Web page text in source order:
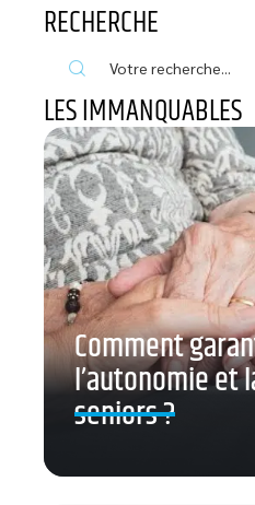
RECHERCHE
LES IMMANQUABLES
Comment
l’autonomie et
seniors ?